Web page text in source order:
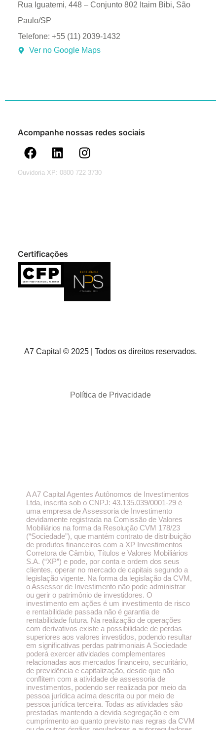
Rua Iguatemi, 448 – Conjunto 802 Itaim Bibi, São
Paulo/SP
Telefone: +55 (11) 2039-1432
Ver no Google Maps
Acompanhe nossas redes sociais
Ouvidoria XP: 0800 722 3730
Certificações
A7 Capital © 2025 | Todos os direitos reservados.
Política de Privacidade
A A7 Capital Agentes Autônomos de Investimentos
Ltda, inscrita sob o CNPJ: 43.135.039/0001-29 é
uma empresa de Assessoria de Investimento
devidamente registrada na Comissão de Valores
Mobiliários na forma da Resolução CVM 178/23
(“Sociedade”), que mantém contrato de distribuição
de produtos financeiros com a XP Investimentos
Corretora de Câmbio, Títulos e Valores Mobiliários
S.A. (“XP”) e pode, por conta e ordem dos seus
clientes, operar no mercado de capitais segundo a
legislação vigente. Na forma da legislação da CVM,
o Assessor de Investimento não pode administrar
ou gerir o patrimônio de investidores. O
investimento em ações é um investimento de risco
e rentabilidade passada não é garantia de
rentabilidade futura. Na realização de operações
com derivativos existe a possibilidade de perdas
superiores aos valores investidos, podendo resultar
em significativas perdas patrimoniais A Sociedade
poderá exercer atividades complementares
relacionadas aos mercados financeiro, securitário,
de previdência e capitalização, desde que não
conflitem com a atividade de assessoria de
investimentos, podendo ser realizada por meio da
pessoa jurídica acima descrita ou por meio de
pessoa jurídica terceira. Todas as atividades são
prestadas mantendo a devida segregação e em
cumprimento ao quanto previsto nas regras da CVM